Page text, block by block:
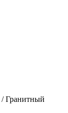
/Гранитный